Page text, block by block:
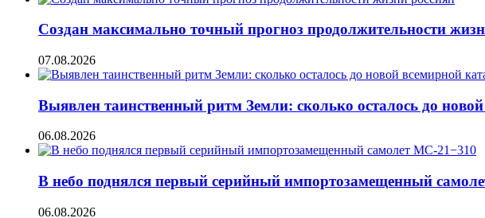
Создан максимально точный прогноз продолжительности
07.08.2026
Выявлен таинственный ритм Земли: сколько осталось до
06.08.2026
В небо поднялся первый серийный импортозамещенный
06.08.2026